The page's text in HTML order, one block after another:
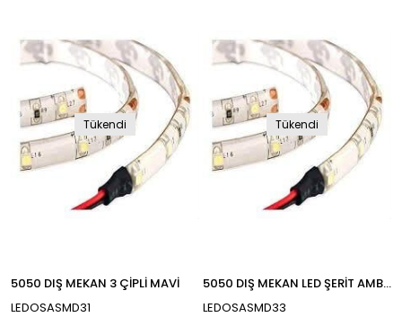
Tükendi
5050 DIŞ MEKAN 3 ÇİPLİ MAVİ
LEDOSASMD31
Tükendi
5050 DIŞ MEKAN LED ŞERİT AMBER
LEDOSASMD33